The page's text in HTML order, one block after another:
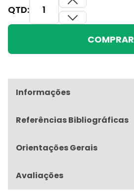
QTD:
COMPRAR
Informações
Referências Bibliográficas
Orientações Gerais
Avaliações